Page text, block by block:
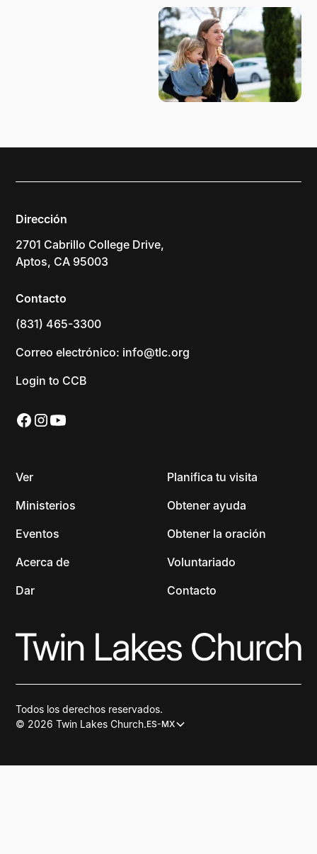
Dirección
2701 Cabrillo College Drive,
Aptos, CA 95003
Contacto
(831) 465-3300
Correo electrónico: info@tlc.org
Login to CCB
Ver
Ministerios
Eventos
Acerca de
Dar
Planifica tu visita
Obtener ayuda
Obtener la oración
Voluntariado
Contacto
© 2026 Twin Lakes Church.ES-MX
Todos los derechos reservados.